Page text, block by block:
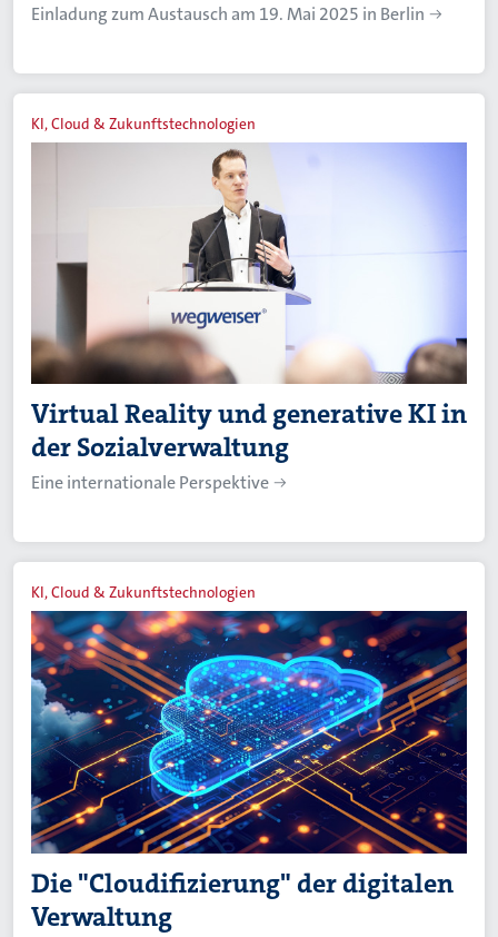
Einladung zum Austausch am 19. Mai 2025 in Berlin
KI, Cloud & Zukunftstechnologien
Virtual Reality und generative KI in
der Sozialverwaltung
Eine internationale Perspektive
KI, Cloud & Zukunftstechnologien
Die "Cloudifizierung" der digitalen
Verwaltung